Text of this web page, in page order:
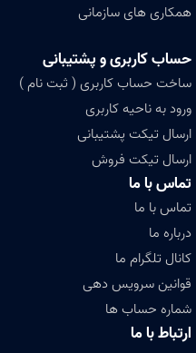
همکاری های سازمانی
حساب کاربری و پشتیبانی
ساخت حساب کاربری ( ثبت نام )
ورود به ناحیه کاربری
ارسال تیکت پشتیبانی
ارسال تیکت فروش
تماس با ما
تماس با ما
درباره ما
کانال تلگرام ما
قوانین سرویس دهی
شماره حساب ها
ارتباط با ما